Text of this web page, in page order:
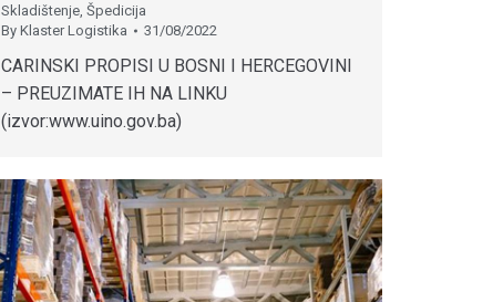
Skladištenje Špedicija
By Klaster Logistika 31/08/2022
CARINSKI PROPISI U BOSNI I HERCEGOVINI
– PREUZIMATE IH NA LINKU
(izvor:www.uino.gov.ba)